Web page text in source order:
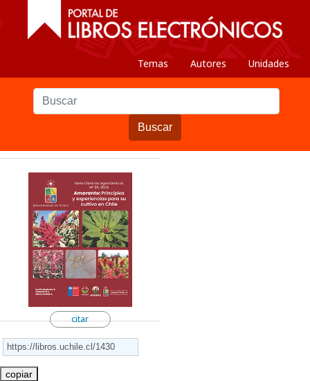
Temas Autores Unidades
Buscar
citar
copiar